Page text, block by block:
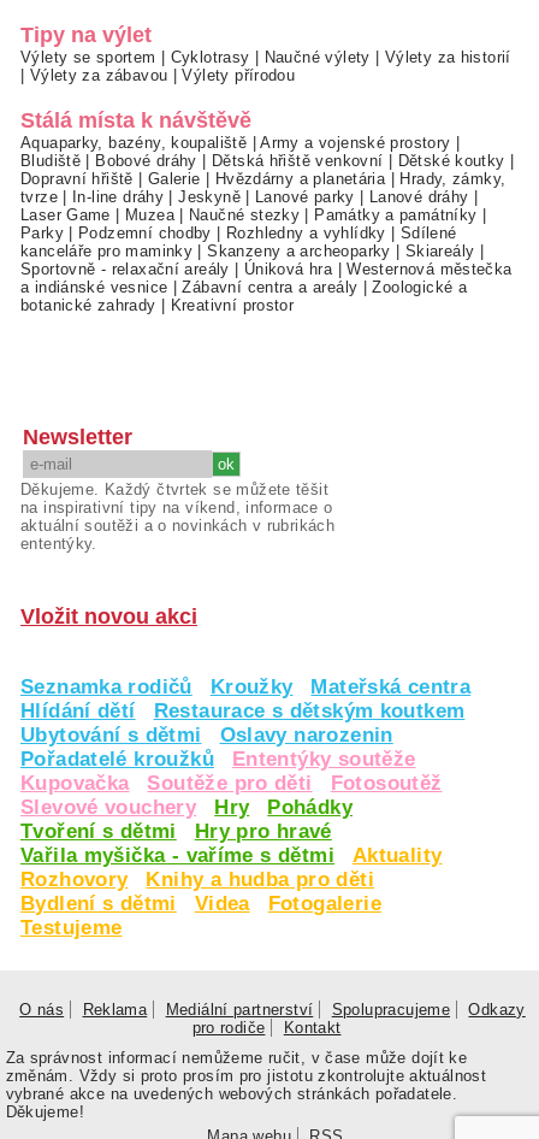
Tipy na výlet
Výlety se sportem | Cyklotrasy | Naučné výlety | Výlety za historií
| Výlety za zábavou |Výlety přírodou
Stálá místa k návštěvě
Aquaparky, bazény, koupaliště |Army a vojenské prostory |
Bludiště | Bobové dráhy | Dětská hřiště venkovní | Dětské koutky |
Dopravní hřiště | Galerie | Hvězdárny a planetária | Hrady, zámky,
tvrze| In-line dráhy |Jeskyně| Lanové parky | Lanové dráhy |
Laser Game | Muzea| Naučné stezky | Památky a památníky |
Parky| Podzemní chodby | Rozhledny a vyhlídky | Sdílené
kanceláře pro maminky |Skanzeny a archeoparky | Skiareály |
Sportovně - relaxační areály | Úniková hra |Westernová městečka
a indiánské vesnice |Zábavní centra a areály |Zoologické a
botanické zahrady | Kreativní prostor
Newsletter
Děkujeme. Každý čtvrtek se můžete těšit
na inspirativní tipy na víkend, informace o
aktuální soutěži a o novinkách v rubrikách
ententýky.
Vložit novou akci
Seznamka rodičů Kroužky
Mateřská centra
Hlídání dětí
Restaurace s dětským koutkem
Ubytování s dětmi
Oslavy narozenin
Pořadatelé kroužků
Ententýky soutěže
Kupovačka
Soutěže pro děti
Fotosoutěž
Slevové vouchery
Hry
Pohádky
Tvoření s dětmi
Hry pro hravé
Vařila myšička - vaříme s dětmi
Aktuality
Rozhovory
Knihy a hudba pro děti
Bydlení s dětmi
Videa
Fotogalerie
Testujeme
O nás Reklama Mediální partnerství Spolupracujeme
Odkazy
pro rodiče
Kontakt
Za správnost informací nemůžeme ručit, v čase může dojít ke
změnám. Vždy si proto prosím pro jistotu zkontrolujte aktuálnost
vybrané akce na uvedených webových stránkách pořadatele.
Děkujeme!